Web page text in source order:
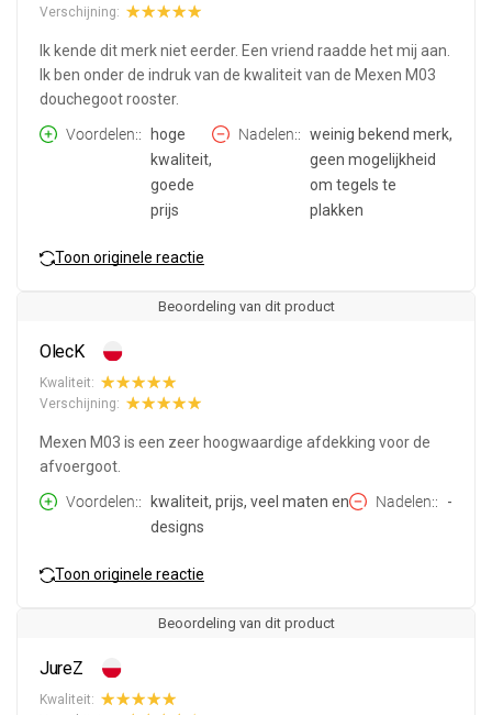
Verschijning:
Ik kende dit merk niet eerder. Een vriend raadde het mij aan.
Ik ben onder de indruk van de kwaliteit van de Mexen M03
douchegoot rooster.
Voordelen:
hoge
kwaliteit,
goede
prijs
Nadelen:
weinig bekend merk,
geen mogelijkheid
om tegels te
plakken
Toon originele reactie
Beoordeling van dit product
OlecK
Kwaliteit:
Verschijning:
Mexen M03 is een zeer hoogwaardige afdekking voor de
afvoergoot.
Voordelen:
kwaliteit, prijs, veel maten en
designs
Nadelen: -
Toon originele reactie
Beoordeling van dit product
JureZ
Kwaliteit: